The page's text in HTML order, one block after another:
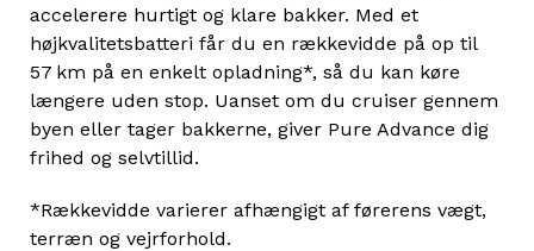
accelerere hurtigt og klare bakker. Med et
højkvalitetsbatteri får du en rækkevidde på op til
57 km på en enkelt opladning*, så du kan køre
længere uden stop. Uanset om du cruiser gennem
byen eller tager bakkerne, giver Pure Advance dig
frihed og selvtillid.
*Rækkevidde varierer afhængigt af førerens vægt,
terræn og vejrforhold.